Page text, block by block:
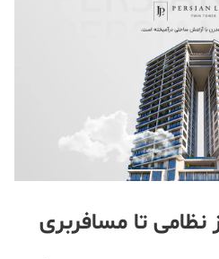
نظامی تا مسافربری